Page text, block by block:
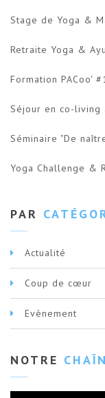
Stage de Yoga &
Retraite Yoga &
Formation PACoo'
Séjour en co-living
Séminaire "De
Yoga Challenge &
PAR
Actualité
Coup de cœur
Evènement
NOTRE